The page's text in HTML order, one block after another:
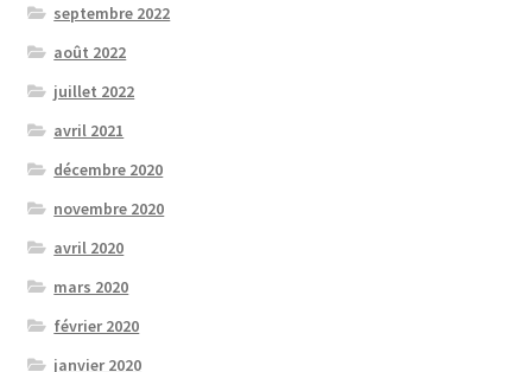
septembre 2022
août 2022
juillet 2022
avril 2021
décembre 2020
novembre 2020
avril 2020
mars 2020
février 2020
janvier 2020